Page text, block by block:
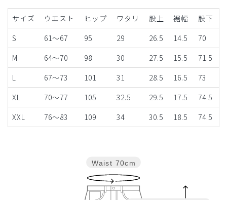
サイズ ウエスト ヒップ ワタリ 股上 裾幅
股下
S
61～67 95 29 26.5 14.5
70
M
64～70 98 30 27.5 15.5
71.5
L
67～73 101 31 28.5 16.5
73
XL
70～77 105 32.5 29.5 17.5
74.5
XXL
76～83 109 34 30.5 18.5 74.5
Waist 70cm